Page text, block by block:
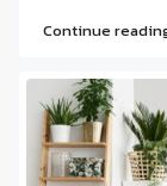
Continue